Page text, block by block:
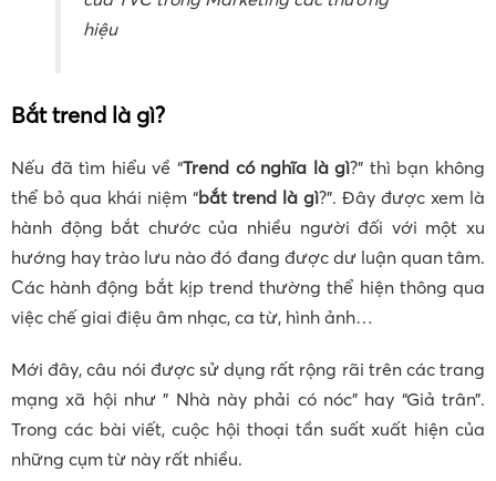
hiệu
Bắt trend là gì?
Nếu đã tìm hiểu về “Trend có nghĩa là gì?” thì bạn không
thể bỏ qua khái niệm “bắt trend là gì?”. Đây được xem là
hành động bắt chước của nhiều người đối với một xu
hướng hay trào lưu nào đó đang được dư luận quan tâm.
Các hành động bắt kịp trend thường thể hiện thông qua
việc chế giai điệu âm nhạc, ca từ, hình ảnh…
Mới đây, câu nói được sử dụng rất rộng rãi trên các trang
mạng xã hội như ” Nhà này phải có nóc” hay “Giả trân”.
Trong các bài viết, cuộc hội thoại tần suất xuất hiện của
những cụm từ này rất nhiều.